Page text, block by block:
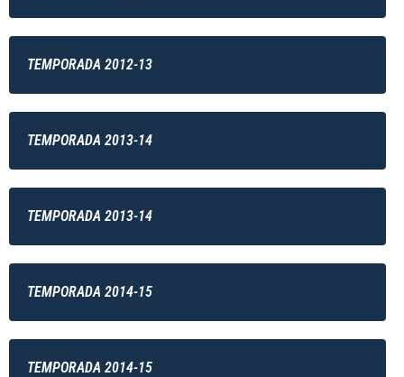
TEMPORADA 2012-13
TEMPORADA 2013-14
TEMPORADA 2013-14
TEMPORADA 2014-15
TEMPORADA 2014-15